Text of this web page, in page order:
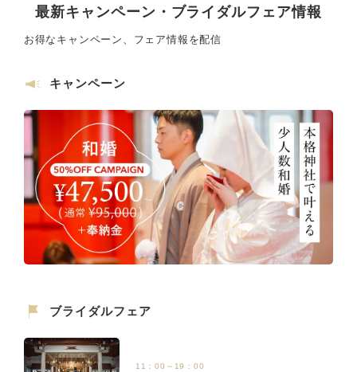
最新キャンペーン・ブライダルフェア情報
お得なキャンペーン、フェア情報を配信
キャンペーン
ブライダルフェア
11：00～19：00